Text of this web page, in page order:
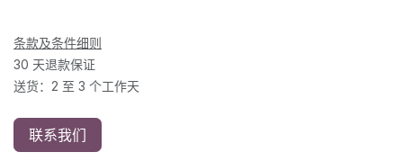
条款及条件细则
30 天退款保证
送货：2 至 3 个工作天
联系我们